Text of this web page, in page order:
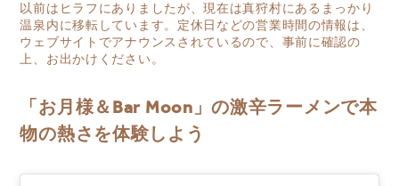
以前はヒラフにありましたが、現在は真狩村にあるまっかり
温泉内に移転しています。定休日などの営業時間の情報は、
ウェブサイトでアナウンスされているので、事前に確認の
上、お出かけください。
「お月様＆Bar Moon」の激辛ラーメンで本
物の熱さを体験しよう